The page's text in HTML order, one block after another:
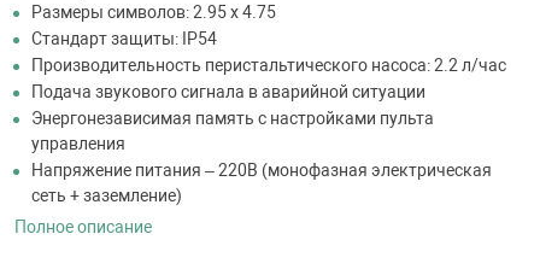
Размеры символов: 2.95 x 4.75
Стандарт защиты: IP54
Производительность перистальтического насоса: 2.2 л/час
Подача звукового сигнала в аварийной ситуации
Энергонезависимая память с настройками пульта
управления
Напряжение питания – 220В (монофазная электрическая
сеть + заземление)
Полное описание